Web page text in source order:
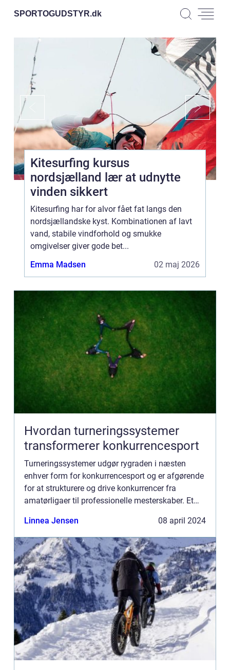
SPORTOGUDSTYR.dk
Kitesurfing kursus
nordsjælland lær at udnytte
vinden sikkert
Kitesurfing har for alvor fået fat langs den
nordsjællandske kyst. Kombinationen af lavt
vand, stabile vindforhold og smukke
omgivelser giver gode bet...
Emma Madsen
02 maj 2026
Hvordan turneringssystemer
transformerer konkurrencesport
Turneringssystemer udgør rygraden i næsten
enhver form for konkurrencesport og er afgørende
for at strukturere og drive konkurrencer fra
amatørligaer til professionelle mesterskaber. Et
retfærdig spil ...
Linnea Jensen 08 april 2024